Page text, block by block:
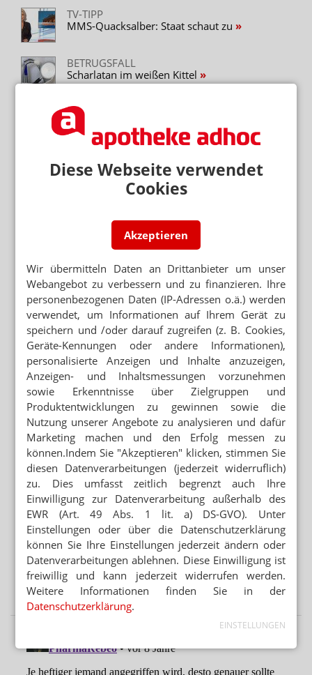
Diese Webseite verwendet
Cookies
Akzeptieren
Wir übermitteln Daten an Drittanbieter um unser
Webangebot zu verbessern und zu finanzieren. Ihre
personenbezogenen Daten (IP-Adressen o.ä.) werden
verwendet, um Informationen auf Ihrem Gerät zu
speichern und /oder darauf zugreifen (z. B. Cookies,
Geräte-Kennungen oder andere Informationen),
personalisierte Anzeigen und Inhalte anzuzeigen,
Anzeigen- und Inhaltsmessungen vorzunehmen
sowie Erkenntnisse über Zielgruppen und
Produktentwicklungen zu gewinnen sowie die
Nutzung unserer Angebote zu analysieren und dafür
Marketing machen und den Erfolg messen zu
können.Indem Sie "Akzeptieren" klicken, stimmen Sie
diesen Datenverarbeitungen (jederzeit widerruflich)
zu. Dies umfasst zeitlich begrenzt auch Ihre
Einwilligung zur Datenverarbeitung außerhalb des
EWR (Art. 49 Abs. 1 lit. a) DS-GVO). Unter
Einstellungen oder über die Datenschutzerklärung
können Sie Ihre Einstellungen jederzeit ändern oder
Datenverarbeitungen ablehnen. Diese Einwilligung ist
freiwillig und kann jederzeit widerrufen werden.
Weitere Informationen finden Sie in der
Datenschutzerklärung.
EINSTELLUNGEN
TV-TIPP
MMS-Quacksalber: Staat schaut zu
BETRUGSFALL
Scharlatan im weißen Kittel
NIEDERSACHSEN
Arzneimittel vom Schäfer
RUSSLAND
Werbeverbot für Wunderheiler
Neuere Artikel zum Thema
EHEMALIGE APOTHEKE GEKAPERT
„Naturapotheke“ – Ärger für Guru Franz
Mehr zum Thema
NICHT NUR ANGESTELLTENVERHÄLTNIS
Medizinstudenten wollen eigene Praxis
KLIMARESILIENTES GESUNDHEITSWESEN
Hitzewellen: Ärzte fordern verbindliche Maßnahmen
GEZIELTER SONNENBRAND
Experte warnt vor „UV-Maxxing“
Mehr aus Ressort
PREISABSPRACHEN IN DEN USA
Kartellverfahren: Sandoz zahlt halbe Milliarde
ANHÖRUNG DES US-IMMUNOLOGEN ANTHONY FAUCI
Corona: Erneute Debatte zum Ursprung des Virus
JAHRELANGER RECHTSSTREIT
Talkum-Klagen: J&J will milliardenschweren Vergleich